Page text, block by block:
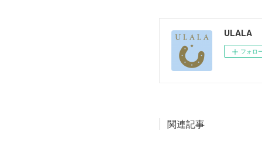
ULALA
フォロ
関連記事